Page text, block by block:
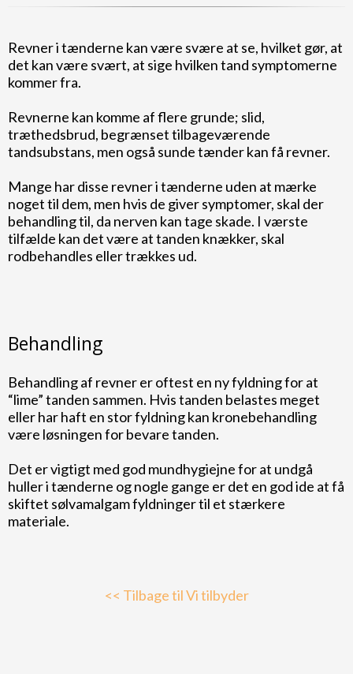
Revner i tænderne kan være svære at se, hvilket gør, at
det kan være svært, at sige hvilken tand symptomerne
kommer fra.
Revnerne kan komme af flere grunde; slid,
træthedsbrud, begrænset tilbageværende
tandsubstans, men også sunde tænder kan få revner.
Mange har disse revner i tænderne uden at mærke
noget til dem, men hvis de giver symptomer, skal der
behandling til, da nerven kan tage skade. I værste
tilfælde kan det være at tanden knækker, skal
rodbehandles eller trækkes ud.
Behandling
Behandling af revner er oftest en ny fyldning for at
“lime” tanden sammen. Hvis tanden belastes meget
eller har haft en stor fyldning kan kronebehandling
være løsningen for bevare tanden.
Det er vigtigt med god mundhygiejne for at undgå
huller i tænderne og nogle gange er det en god ide at få
skiftet sølvamalgam fyldninger til et stærkere
materiale.
<< Tilbage til Vi tilbyder